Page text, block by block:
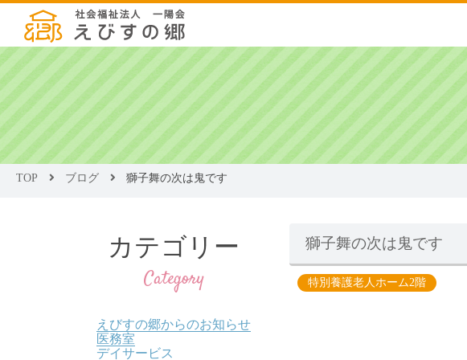
TOP ブログ 獅子舞の次は鬼です
カテゴリー
Category
えびすの郷からのお知らせ
医務室
デイサービス
獅子舞の次は鬼です
特別養護老人ホーム2階